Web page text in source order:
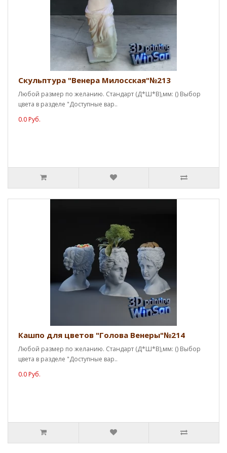
Скульптура "Венера Милосская"№213
Любой размер по желанию. Стандарт (Д*Ш*В),мм: () Выбор
цвета в разделе "Доступные вар..
0.0 Руб.
Кашпо для цветов "Голова Венеры"№214
Любой размер по желанию. Стандарт (Д*Ш*В),мм: () Выбор
цвета в разделе "Доступные вар..
0.0 Руб.